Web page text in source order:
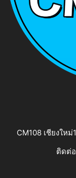
CM108 เชียงให
ติดต่อ